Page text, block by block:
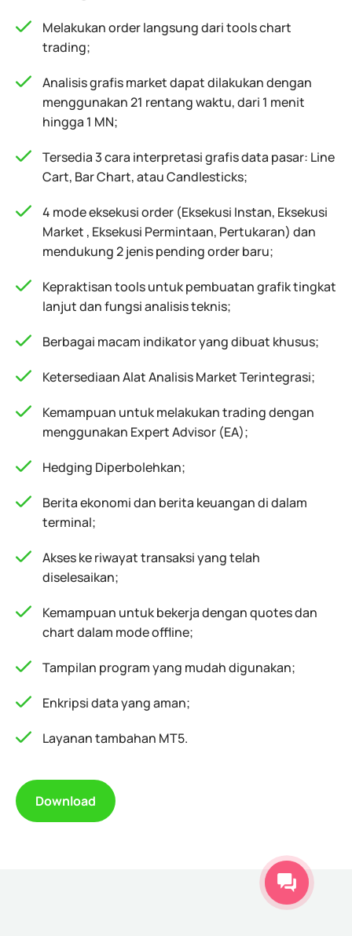
Melakukan order langsung dari tools chart
trading;
Analisis grafis market dapat dilakukan dengan
menggunakan 21 rentang waktu, dari 1 menit
hingga 1 MN;
Tersedia 3 cara interpretasi grafis data pasar: Line
Cart, Bar Chart, atau Candlesticks;
4 mode eksekusi order (Eksekusi Instan, Eksekusi
Market , Eksekusi Permintaan, Pertukaran) dan
mendukung 2 jenis pending order baru;
Kepraktisan tools untuk pembuatan grafik tingkat
lanjut dan fungsi analisis teknis;
Berbagai macam indikator yang dibuat khusus;
Ketersediaan Alat Analisis Market Terintegrasi;
Kemampuan untuk melakukan trading dengan
menggunakan Expert Advisor (EA);
Hedging Diperbolehkan;
Berita ekonomi dan berita keuangan di dalam
terminal;
Akses ke riwayat transaksi yang telah
diselesaikan;
Kemampuan untuk bekerja dengan quotes dan
chart dalam mode offline;
Tampilan program yang mudah digunakan;
Enkripsi data yang aman;
Layanan tambahan MT5.
Download